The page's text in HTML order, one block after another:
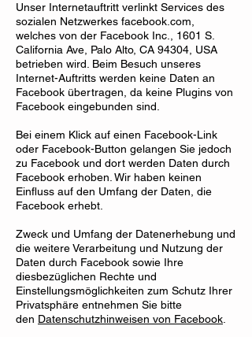
Unser Internetauftritt verlinkt Services des
sozialen Netzwerkes facebook.com,
welches von der Facebook Inc., 1601 S.
California Ave, Palo Alto, CA 94304, USA
betrieben wird. Beim Besuch unseres
Internet-Auftritts werden keine Daten an
Facebook übertragen, da keine Plugins von
Facebook eingebunden sind.
Bei einem Klick auf einen Facebook-Link
oder Facebook-Button gelangen Sie jedoch
zu Facebook und dort werden Daten durch
Facebook erhoben. Wir haben keinen
Einfluss auf den Umfang der Daten, die
Facebook erhebt.
Zweck und Umfang der Datenerhebung und
die weitere Verarbeitung und Nutzung der
Daten durch Facebook sowie Ihre
diesbezüglichen Rechte und
Einstellungsmöglichkeiten zum Schutz Ihrer
Privatsphäre entnehmen Sie bitte
den Datenschutzhinweisen von Facebook